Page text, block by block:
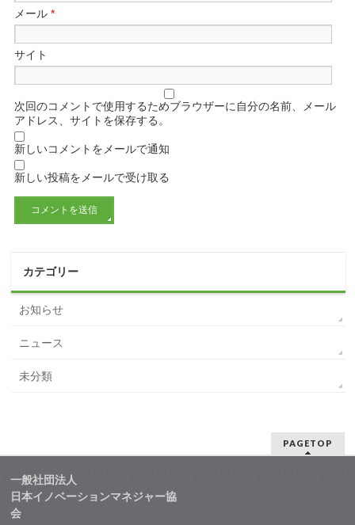
メール*
サイト
次回のコメントで使用するためブラウザーに自分の名前、メール
アドレス、サイトを保存する。
新しいコメントをメールで通知
新しい投稿をメールで受け取る
カテゴリー
お知らせ
ニュース
未分類
PAGETOP
一般社団法人
日本イノベーションマネジャー協
会